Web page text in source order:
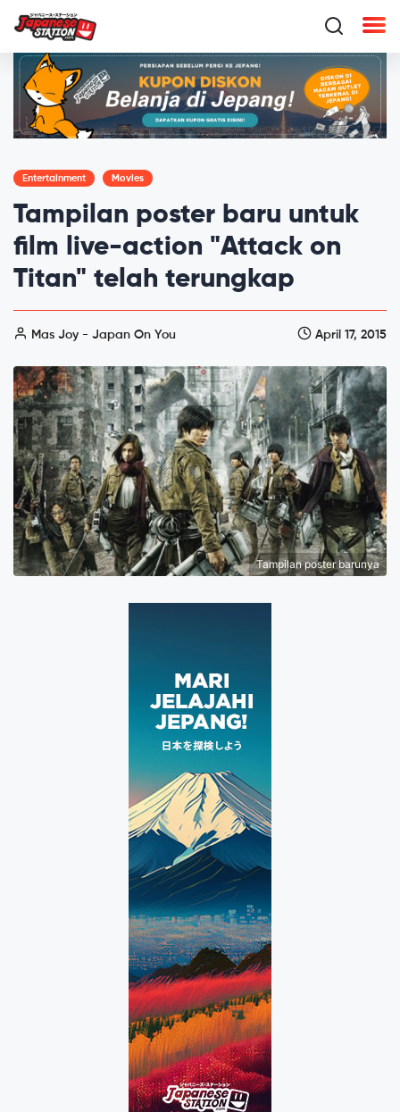
Entertainment Movies
Tampilan poster baru untuk
film live-action "Attack on
Titan" telah terungkap
Mas Joy - Japan On You April 17, 2015
Tampilan poster barunya